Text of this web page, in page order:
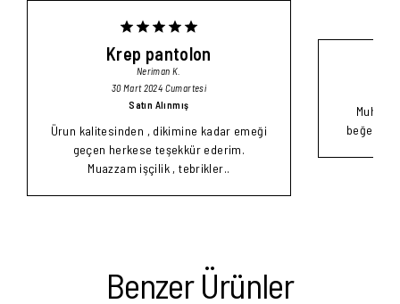
Krep pantolon
Neriman K.
30 Mart 2024 Cumartesi
Satın Alınmış
Ürun kalitesinden , dikimine kadar emeği
geçen herkese teşekkür ederim.
Muazzam işçilik , tebrikler..
Benzer Ürünler